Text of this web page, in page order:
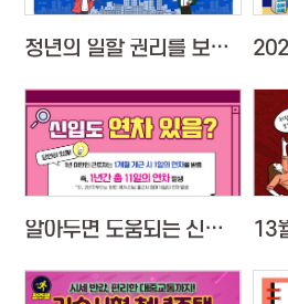
청년의 일할 권리를 보장하는 청년정책 1편
알아두면 도움되는 신입사원 연차제도